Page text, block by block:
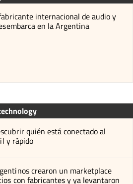
internacional de audio y
en la Argentina
quién está conectado al
y rápido
crearon un marketplace
con fabricantes y ya levantaron